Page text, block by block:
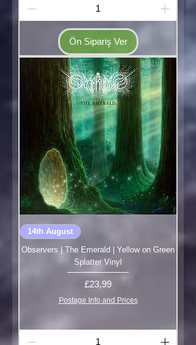
Ön Sipariş Ver
14th August
Observers | The Emerald | Yellow on Green
Splatter Vinyl
Fiyat
£23,99
Postage Info and Prices